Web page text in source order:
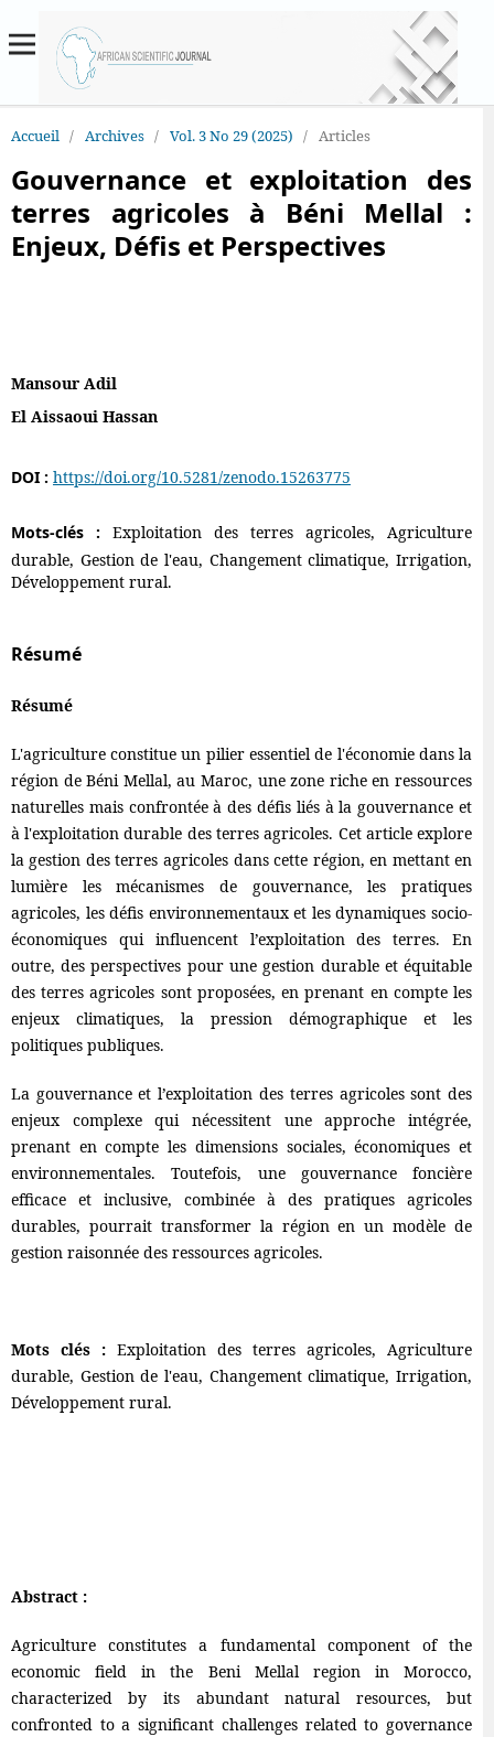
Accueil / Archives / Vol. 3 No 29 (2025) / Articles
Gouvernance et exploitation des
terres agricoles à Béni Mellal :
Enjeux, Défis et Perspectives
Mansour Adil
El Aissaoui Hassan
DOI : https://doi.org/10.5281/zenodo.15263775
Mots-clés : Exploitation des terres agricoles, Agriculture
durable, Gestion de l'eau, Changement climatique, Irrigation,
Développement rural.
Résumé
Résumé
L'agriculture constitue un pilier essentiel de l'économie dans la
région de Béni Mellal, au Maroc, une zone riche en ressources
naturelles mais confrontée à des défis liés à la gouvernance et
à l'exploitation durable des terres agricoles. Cet article explore
la gestion des terres agricoles dans cette région, en mettant en
lumière les mécanismes de gouvernance, les pratiques
agricoles, les défis environnementaux et les dynamiques socio-
économiques qui influencent l’exploitation des terres. En
outre, des perspectives pour une gestion durable et équitable
des terres agricoles sont proposées, en prenant en compte les
enjeux climatiques, la pression démographique et les
politiques publiques.
La gouvernance et l’exploitation des terres agricoles sont des
enjeux complexe qui nécessitent une approche intégrée,
prenant en compte les dimensions sociales, économiques et
environnementales. Toutefois, une gouvernance foncière
efficace et inclusive, combinée à des pratiques agricoles
durables, pourrait transformer la région en un modèle de
gestion raisonnée des ressources agricoles.
Mots clés : Exploitation des terres agricoles, Agriculture
durable, Gestion de l'eau, Changement climatique, Irrigation,
Développement rural.
Abstract :
Agriculture constitutes a fundamental component of the
economic field in the Beni Mellal region in Morocco,
characterized by its abundant natural resources, but
confronted to a significant challenges related to governance